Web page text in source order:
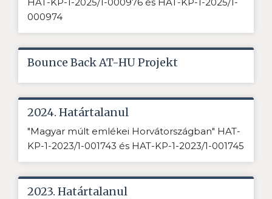
000974
Bounce Back AT-HU Projekt
2024. Határtalanul
"Magyar múlt emlékei Horvátországban" HAT-
KP-1-2023/1-001743 és HAT-KP-1-2023/1-001745
2023. Határtalanul